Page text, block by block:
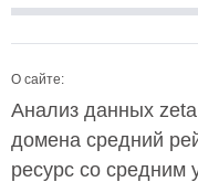
О сайте:
Анализ данных
домена средний
ресурс со средним